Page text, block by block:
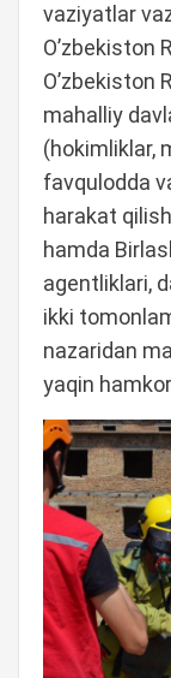
vaziyatlar
O’zbekiston
O’zbekiston
mahalliy
(hokimliklar,
favqulodda
harakat
hamda
agentliklari,
ikki
nazaridan
yaqin